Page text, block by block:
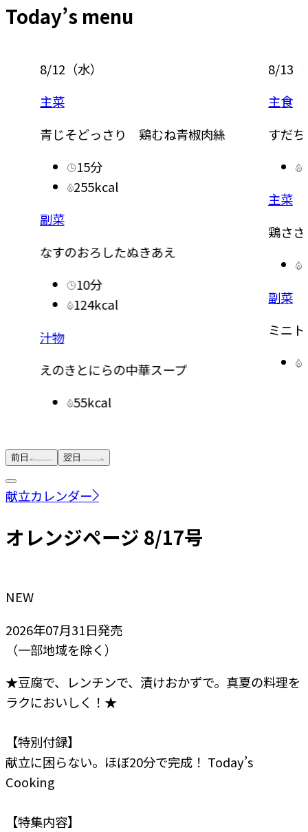
Today’s menu
8/12 （水）
主菜
青じそどっさり 鶏むね青椒肉絲
15分
255kcal
副菜
なすのおろしたぬきあえ
10分
124kcal
汁物
えのきとにらの中華スープ
55kcal
8/13 （
主食
すだ
主菜
鶏さ
副菜
ミニ
前日 翌日
献立カレンダー
オレンジページ 8/17号
NEW
2026年07月31日発売
（一部地域を除く）
★豆腐で、レンチンで、漬けおかずで。真夏の料理を
ラクにおいしく！★
【特別付録】
献立に困らない。ほぼ20分で完成！ Today’s
Cooking
【特集内容】